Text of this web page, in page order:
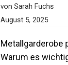
von Sarah Fuchs
August 5, 2025
Metallgarderobe
Warum es